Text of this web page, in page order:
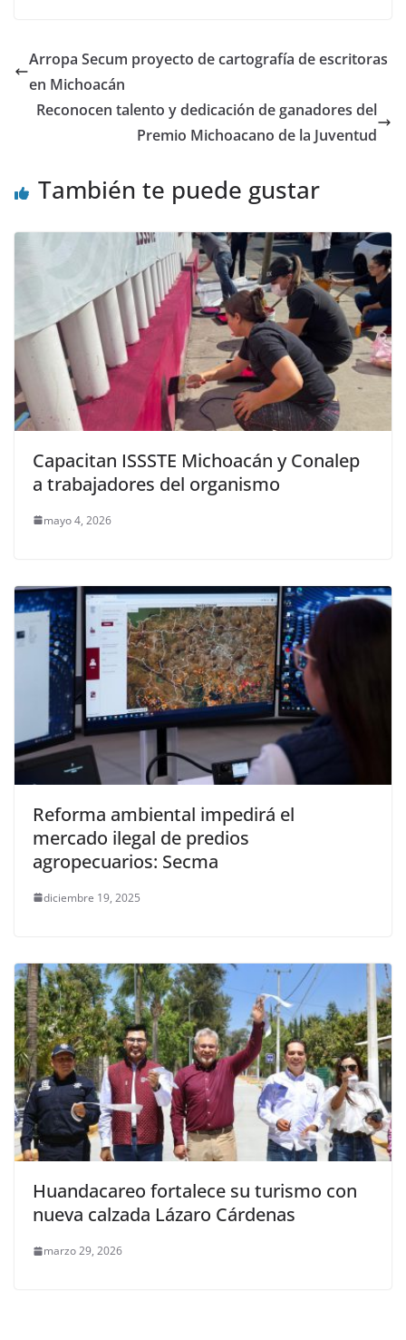
Arropa Secum proyecto de cartografía de escritoras
en Michoacán
Reconocen talento y dedicación de ganadores del
Premio Michoacano de la Juventud
También te puede gustar
Capacitan ISSSTE Michoacán y Conalep
a trabajadores del organismo
mayo 4, 2026
Reforma ambiental impedirá el
mercado ilegal de predios
agropecuarios: Secma
diciembre 19, 2025
Huandacareo fortalece su turismo con
nueva calzada Lázaro Cárdenas
marzo 29, 2026